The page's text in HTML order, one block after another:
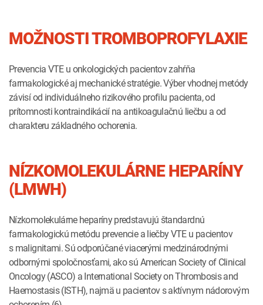
MOŽNOSTI TROMBOPROFYLAXIE
Prevencia VTE u onkologických pacientov zahŕňa
farmakologické aj mechanické stratégie. Výber vhodnej metódy
závisí od individuálneho rizikového profilu pacienta, od
prítomnosti kontraindikácií na antikoagulačnú liečbu a od
charakteru základného ochorenia.
NÍZKOMOLEKULÁRNE HEPARÍNY
(LMWH)
Nízkomolekulárne heparíny predstavujú štandardnú
farmakologickú metódu prevencie a liečby VTE u pacientov
s malignitami. Sú odporúčané viacerými medzinárodnými
odbornými spoločnosťami, ako sú American Society of Clinical
Oncology (ASCO) a International Society on Thrombosis and
Haemostasis (ISTH), najmä u pacientov s aktívnym nádorovým